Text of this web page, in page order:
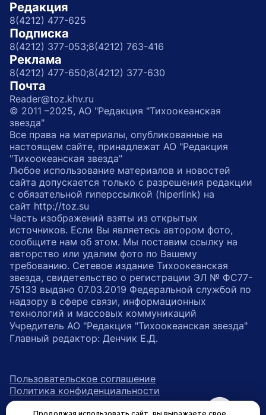
Редакция
8(4212) 477-625
Подписка
8(4212) 377-053;8(4212) 763-416
Реклама
8(4212) 477-650;8(4212) 377-630
Почта
Reader@toz.khv.ru
© 2011 –2025, АО "Редакция "Тихоокеанская
звезда"
Все права на материалы, опубликованные на
настоящем сайте, принадлежат АО "Редакция
"Тихоокеанская звезда"
Любое использование материалов и новостей
сайта допускается только с разрешения редакции
с обязательной гиперссылкой (hiperlink) на
сайт http://toz.su
Часть изображений взяты из открытых
источников. Если Вы являетесь автором фото,
сообщите нам об этом. Мы поставим ссылку на
авторство или удалим фото по Вашему
требованию. Сетевое издание Тихоокеанская
звезда, свидетельство о регистрации ЭЛ № ФС77-
75133 выдано 07.03.2019 Федеральной службой по
надзору в сфере связи, информационных
технологий и массовых коммуникаций
Учредитель АО "Редакция "Тихоокеанская звезда"
Главный редактор: Денчик Е.Д.
Пользовательское соглашение
Политика конфиденциальности